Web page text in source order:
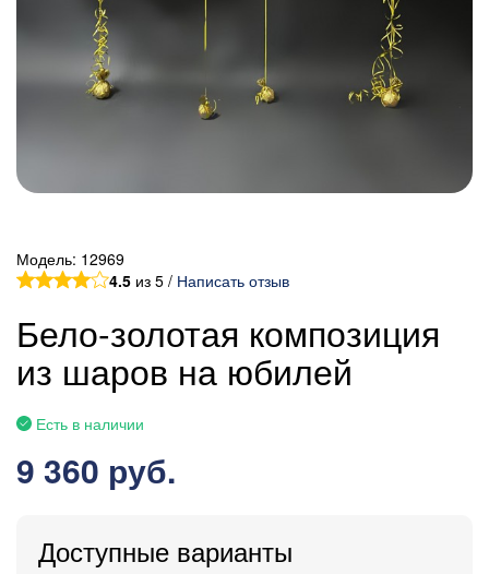
Модель: 12969
4.5 из 5 / Написать отзыв
Бело-золотая композиция
из шаров на юбилей
Есть в наличии
9 360 руб.
Доступные варианты